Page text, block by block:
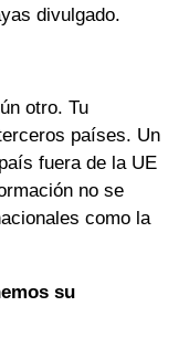
divulgado.
otro. Tu
países. Un
fuera de la UE
no se
como la
su